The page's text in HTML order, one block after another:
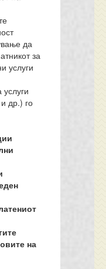
да
за
услуги
др.) го
на